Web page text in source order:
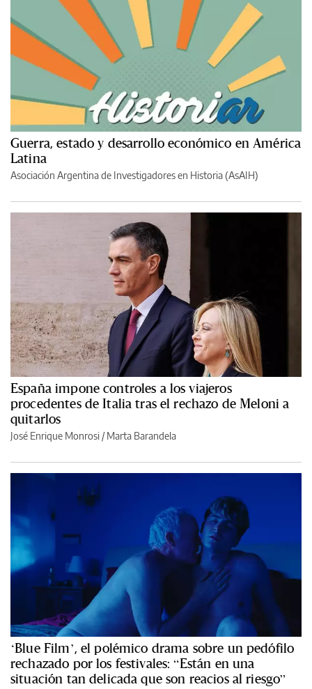
Guerra, estado y desarrollo económico en América
Latina
Asociación Argentina de Investigadores en Historia (AsAIH)
España impone controles a los viajeros
procedentes de Italia tras el rechazo de Meloni a
quitarlos
José Enrique Monrosi / Marta Barandela
‘Blue Film’, el polémico drama sobre un pedófilo
rechazado por los festivales: “Están en una
situación tan delicada que son reacios al riesgo”